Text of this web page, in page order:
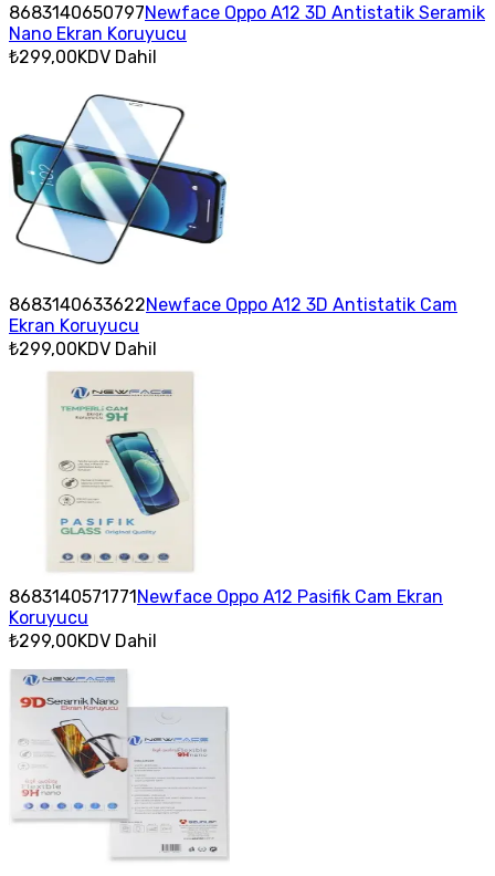
8683140650797Newface Oppo A12 3D Antistatik Seramik
Nano Ekran Koruyucu
₺299,00KDV Dahil
8683140633622Newface Oppo A12 3D Antistatik Cam
Ekran Koruyucu
₺299,00KDV Dahil
8683140571771Newface Oppo A12 Pasifik Cam Ekran
Koruyucu
₺299,00KDV Dahil